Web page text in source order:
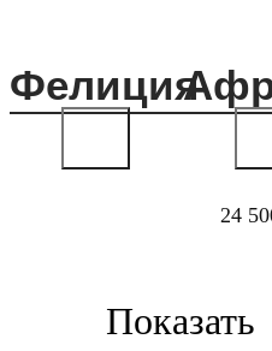
Фелиция
24